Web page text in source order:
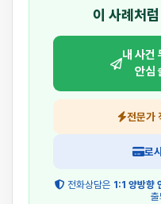
이 사례처
내 사건
안심
전문가
로
전화상담은 1:1 양방향